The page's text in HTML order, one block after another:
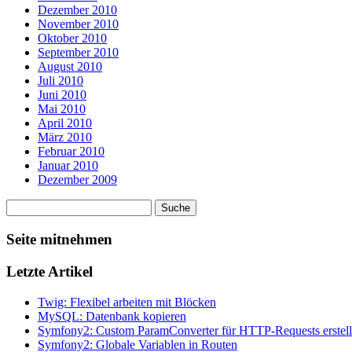
Dezember 2010
November 2010
Oktober 2010
September 2010
August 2010
Juli 2010
Juni 2010
Mai 2010
April 2010
März 2010
Februar 2010
Januar 2010
Dezember 2009
Seite mitnehmen
Letzte Artikel
Twig: Flexibel arbeiten mit Blöcken
MySQL: Datenbank kopieren
Symfony2: Custom ParamConverter für HTTP-Requests
Symfony2: Globale Variablen in Routen